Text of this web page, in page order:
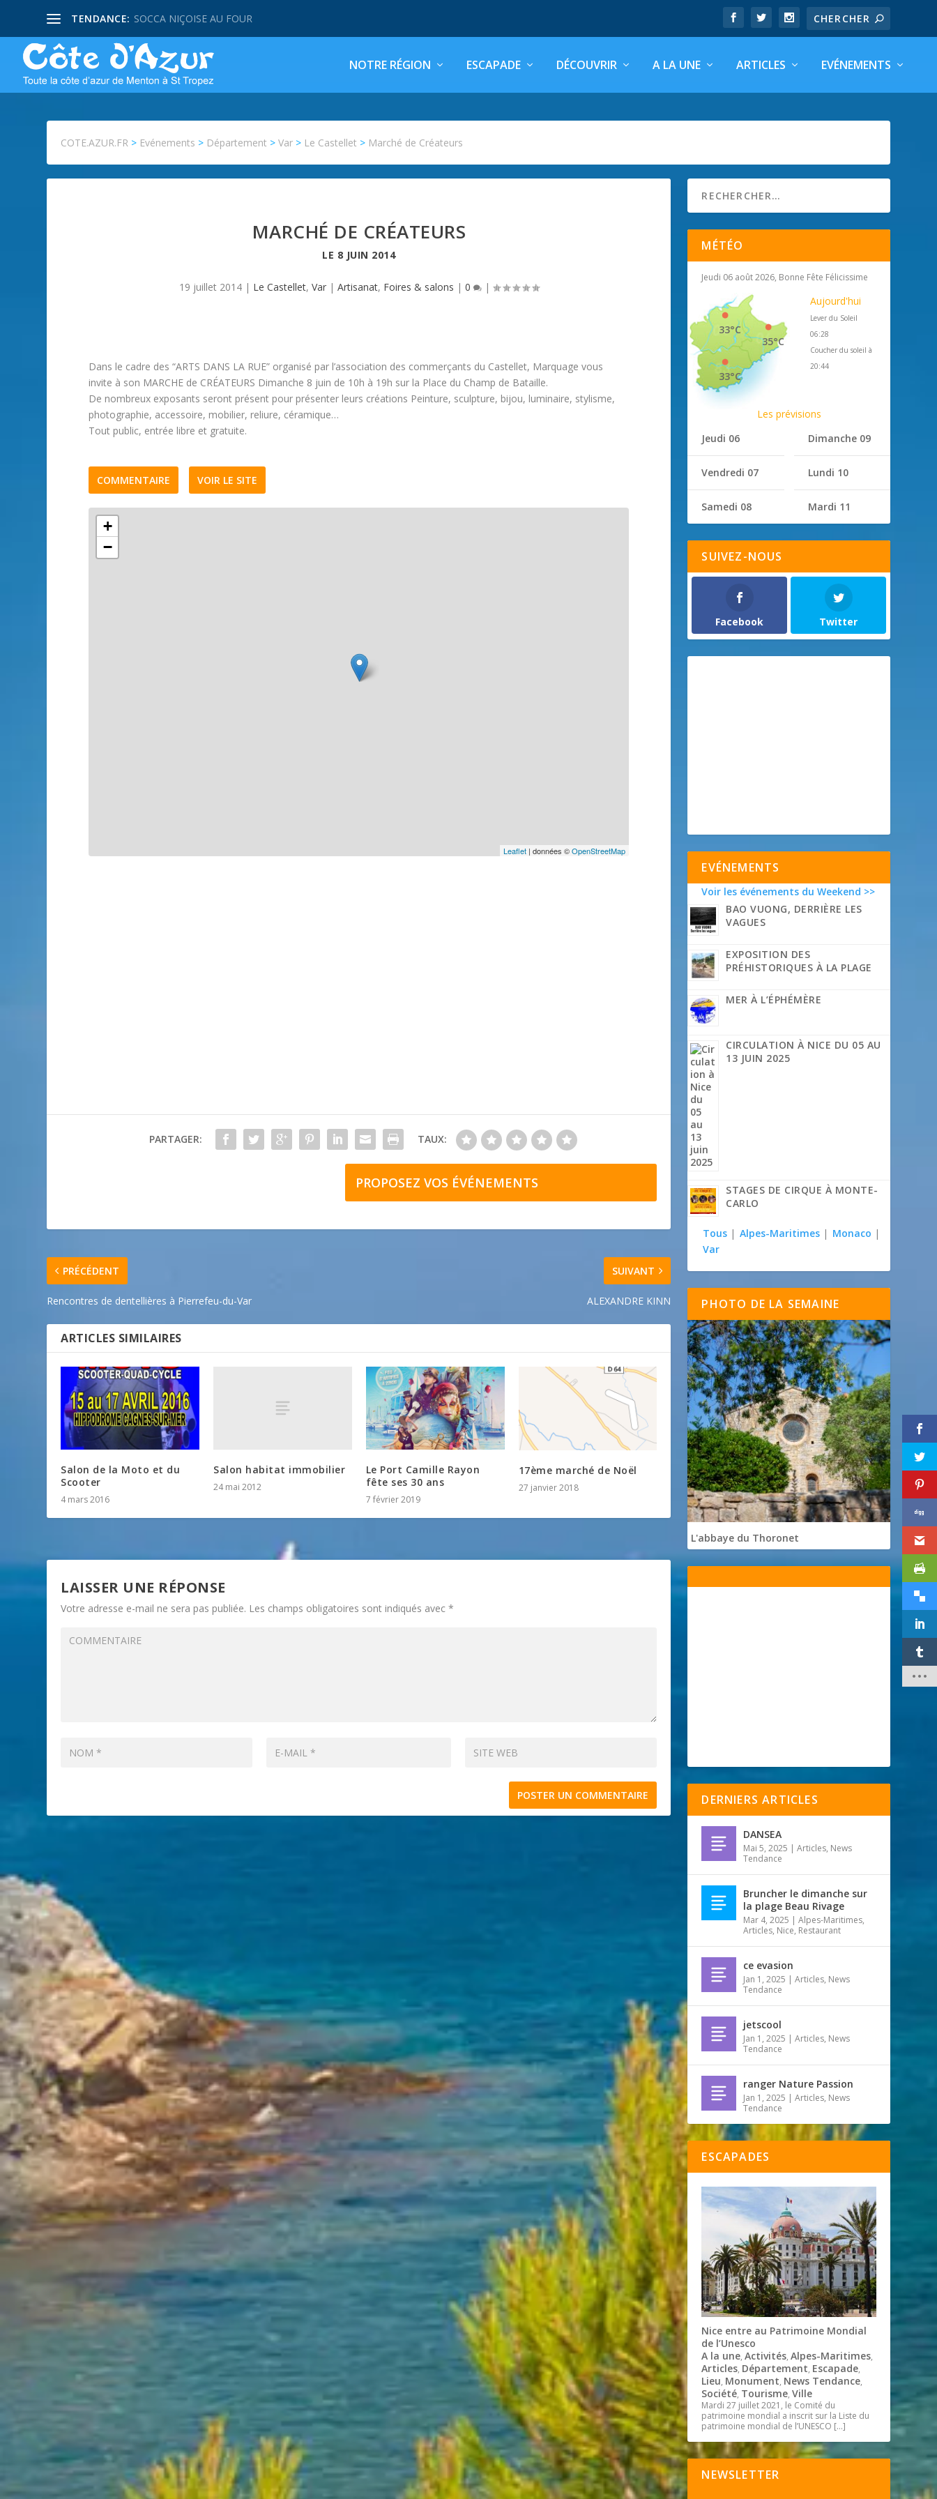
TENDANCE: SOCCA NIÇOISE AU FOUR
NOTRE RÉGION ESCAPADE DÉCOUVRIR A LA UNE ARTICLES EVÉNEMENTS
COTE.AZUR.FR > Evénements > Département >Var > Le Castellet > Marché de Créateurs
MARCHÉ DE CRÉATEURS
LE 8 JUIN 2014
19 juillet 2014| Le Castellet, Var| Artisanat, Foires & salons | 0 |
Dans le cadre des “ARTS DANS LA RUE” organisé par l’association des commerçants du Castellet, Marquage vous
invite à son MARCHE de CRÉATEURS Dimanche 8 juin de 10h à 19h sur la Place du Champ de Bataille.
De nombreux exposants seront présent pour présenter leurs créations Peinture, sculpture, bijou, luminaire, stylisme,
photographie, accessoire, mobilier, reliure, céramique…
Tout public, entrée libre et gratuite.
COMMENTAIRE VOIR LE SITE
+
−
Leaflet | données ©OpenStreetMap
PARTAGER: TAUX:
PROPOSEZ VOS ÉVÉNEMENTS
PRÉCÉDENT
Rencontres de dentellières à Pierrefeu-du-Var
SUIVANT
ALEXANDRE KINN
ARTICLES SIMILAIRES
Salon de la Moto et du
Scooter
4 mars 2016
Salon habitat immobilier
24 mai 2012
Le Port Camille Rayon
fête ses 30 ans
7 février 2019
17ème marché de Noël
27 janvier 2018
LAISSER UNE RÉPONSE
Votre adresse e-mail ne sera pas publiée. Les champs obligatoires sont indiqués avec*
MÉTÉO
Jeudi 06 août 2026, Bonne Fête Félicissime
35°C
33°C
33°C
Aujourd'hui
Lever du Soleil
06:28
Coucher du soleil à
20:44
Les prévisions
Jeudi 06
Vendredi 07
Samedi 08
Dimanche 09
Lundi 10
Mardi 11
SUIVEZ-NOUS
Facebook Twitter
EVÉNEMENTS
Voir les événements du Weekend >>
BAO VUONG, DERRIÈRE LES
VAGUES
EXPOSITION DES
PRÉHISTORIQUES À LA PLAGE
MER À L’ÉPHÉMÈRE
CIRCULATION À NICE DU 05 AU
13 JUIN 2025
STAGES DE CIRQUE À MONTE-
CARLO
Tous | Alpes-Maritimes | Monaco |
Var
PHOTO DE LA SEMAINE
L'abbaye du Thoronet
DERNIERS ARTICLES
DANSEA
Mai 5, 2025 |Articles, News
Tendance
Bruncher le dimanche sur
la plage Beau Rivage
Mar 4, 2025 |Alpes-Maritimes,
Articles, Nice, Restaurant
ce evasion
Jan 1, 2025 |Articles, News
Tendance
jetscool
Jan 1, 2025 |Articles, News
Tendance
ranger Nature Passion
Jan 1, 2025 |Articles, News
Tendance
ESCAPADES
Nice entre au Patrimoine Mondial
de l’Unesco
A la une,Activités,Alpes-Maritimes,
Articles, Département, Escapade,
Lieu, Monument, News Tendance,
Société, Tourisme,Ville
Mardi 27 juillet 2021, le Comité du
patrimoine mondial a inscrit sur la Liste du
patrimoine mondial de l’UNESCO […]
NEWSLETTER